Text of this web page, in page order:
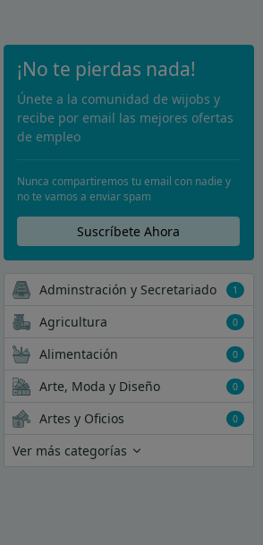
¡No te pierdas nada!
Únete a la comunidad de wijobs y
recibe por email las mejores ofertas
de empleo
Nunca compartiremos tu email con nadie y
no te vamos a enviar spam
Suscríbete Ahora
Adminstración y Secretariado 1
Agricultura 0
Alimentación 0
Arte, Moda y Diseño 0
Artes y Oficios 0
Ver más categorías